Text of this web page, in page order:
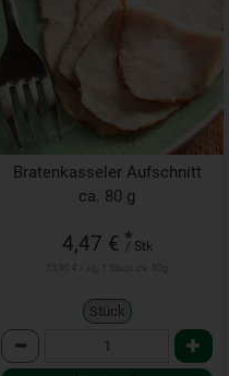
Bratenkasseler Aufschnitt
ca. 80 g
4,47 € *
/ Stk
Stück
Anzahl